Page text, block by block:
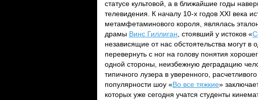
статусе культовой, а в ближайшие годы
телевидения. К началу 10-х годов XXI века
метамфетаминового короля, являлась
драмы Винс Гиллиган , стоявший у истоков «
независящие от нас обстоятельства могут в
перевернуть с ног на голову понятия
одной стороны, неизбежную деградацию
типичного лузера в уверенного,
популярности шоу «Во все тяжкие»
которых уже сегодня учатся студенты